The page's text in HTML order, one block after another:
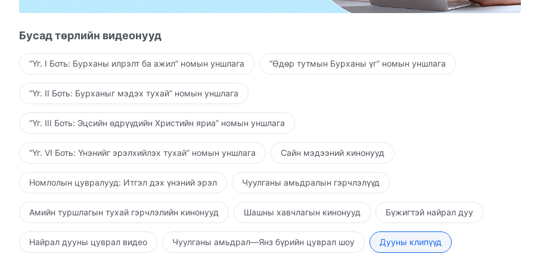
Хүн Сатаны эзэмшилд амьдарч,
тушаалыг нь дагасан;
Бурхан хүний дуулгавартай байдал,
айдсыг алдаж, Түүний ажил тэдний дунд хийгдэж чадахгүй.
Хүн Бурханаар бүтээгдсэн бөгөөд Бурханд шүтэн мөргөх ёстой.
Гэвч хүн Бурханаас нүүрээ буруулж, Сатанд шүтэн мөргөсөн.
Сатан хүний зүрх сэтгэл дэх шүтээн болсон,
харин Бурхан Өөрийн байр сууриа алдсан,
Бусад төрлийн видеонууд
“Үг. I Боть: Бурханы илрэлт ба ажил” номын уншлага “Өдөр тутмын Бурханы үг” номын уншлага
“Үг. II Боть: Бурханыг мэдэх тухай” номын уншлага
“Үг. III Боть: Эцсийн өдрүүдийн Христийн яриа” номын уншлага
“Үг. VI Боть: Үнэнийг эрэлхийлэх тухай” номын уншлага Сайн мэдээний кинонууд
Номлолын цувралууд: Итгэл дэх үнэний эрэл Чуулганы амьдралын гэрчлэлүүд
Амийн туршлагын тухай гэрчлэлийн кинонууд Шашны хавчлагын кинонууд Бүжигтэй найрал дуу
Найрал дууны цуврал видео Чуулганы амьдрал—Янз бүрийн цуврал шоу Дууны клипүүд